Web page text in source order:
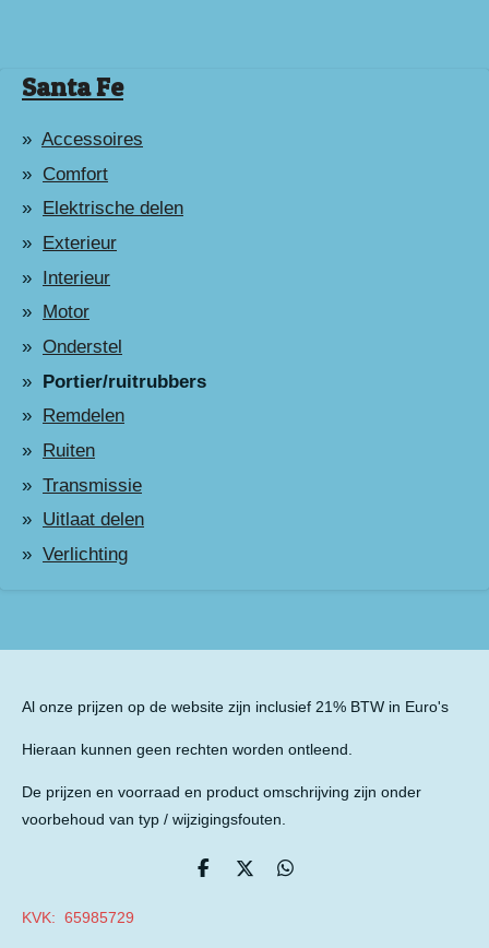
Santa Fe
Accessoires
Comfort
Elektrische delen
Exterieur
Interieur
Motor
Onderstel
Portier/ruitrubbers
Remdelen
Ruiten
Transmissie
Uitlaat delen
Verlichting
Al onze prijzen op de website zijn inclusief 21% BTW in Euro's
Hieraan kunnen geen rechten worden ontleend.
De prijzen en voorraad en product omschrijving zijn onder
voorbehoud van typ / wijzigingsfouten.
D
D
D
KVK: 65985729